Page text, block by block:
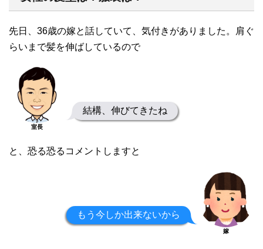
先日、36歳の嫁と話していて、気付きがありました。肩ぐ
らいまで髪を伸ばしているので
室長
結構、伸びてきたね
と、恐る恐るコメントしますと
もう今しか出来ないから
嫁